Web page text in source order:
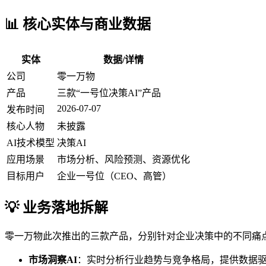
📊 核心实体与商业数据
实体
数据/详情
公司
零一万物
产品
三款“一号位决策AI”产品
发布时间
2026-07-07
核心人物
未披露
AI技术模型 决策AI
应用场景
市场分析、风险预测、资源优化
目标用户
企业一号位（CEO、高管）
💡 业务落地拆解
零一万物此次推出的三款产品，分别针对企业决策中的不同痛
市场洞察AI：实时分析行业趋势与竞争格局，提供数据